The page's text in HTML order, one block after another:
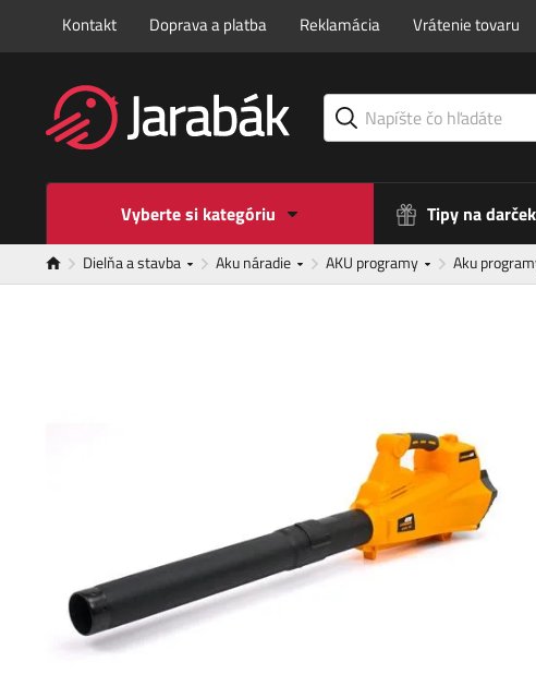
Kontakt Doprava a platba Reklamácia Vrátenie tovaru
Vyberte si kategóriu Tipy na
Dielňa a stavba Aku náradie AKU programy Aku